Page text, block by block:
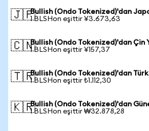
🇯🇵Bullish (Ondo Tokenized)'dan
1 BLSHon eşittir ¥3.673,63
🇨🇳Bullish (Ondo Tokenized)'dan Çin
1 BLSHon eşittir ¥157,37
🇹🇷Bullish (Ondo Tokenized)'dan Türk
1 BLSHon eşittir ₺1.112,30
🇰🇷Bullish (Ondo Tokenized)'dan
1 BLSHon eşittir ₩32.878,28